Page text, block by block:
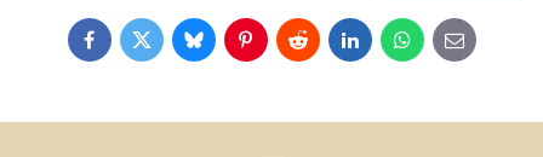
FacebookTwitterBlueskyPinterestRedditLinkedInWhatsApp
E-
mail